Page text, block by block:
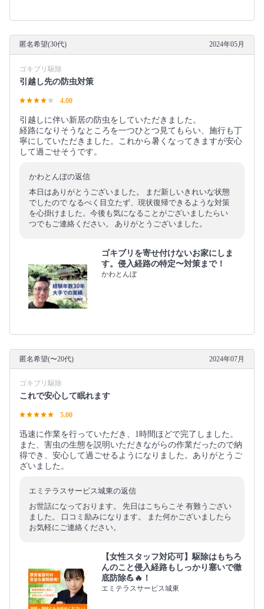
匿名希望(30代) 2024年05月
ゴキブリ駆除
引越し先の防虫対策
4.00
引越しに伴い新居の防虫をしていただきました。
経路になりそうなところを一つひとつ見てもらい、施行も丁
寧にしていただきました。これから暑くなってきますが安心
して過ごせそうです。
かわとんぼの返信
本日はありがとうございました。 まだ新しいきれいな状態
でしたので なるべく目立たず、現状復帰できるような対策
を心掛けました。今後も気になることがございましたらい
つでもご連絡ください。 ありがとうございました。
ゴキブリを寄せ付けないお家にしま
す。侵入経路の特定〜対策まで！
かわとんぼ
匿名希望(〜20代) 2024年07月
ゴキブリ駆除
これで安心して眠れます
5.00
迅速に作業を行っていただき、1時間ほどで完了しました。
また、害虫の生態を説明いただきながらの作業だったので納
得でき、安心して過ごせるようになりました。ありがとうご
ざいました。
エミテラスサービス城東の返信
お世話になっております。 先日はこちらこそ 有難うござい
ました。 口コミ励みになります。 また何かございましたら
お気軽にご連絡ください。
【女性スタッフ対応可】駆除はもちろ
んのこと侵入経路もしっかり塞いで徹
底防除💪🔥！
エミテラスサービス城東